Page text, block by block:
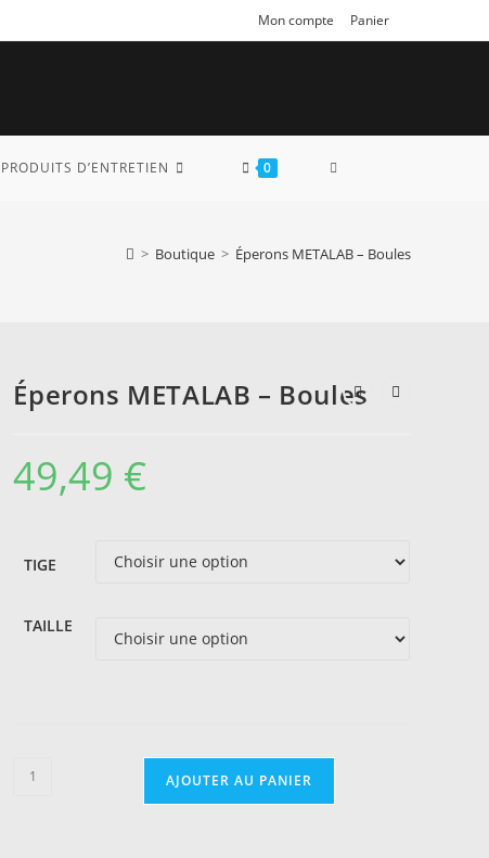
Mon compte Panier
PRODUITS D’ENTRETIEN 0 TOGGLE
> Boutique > Éperons METALAB – Boules
Éperons METALAB – Boules
49,49 €
TIGE
TAILLE
quantité
AJOUTER AU PANIER